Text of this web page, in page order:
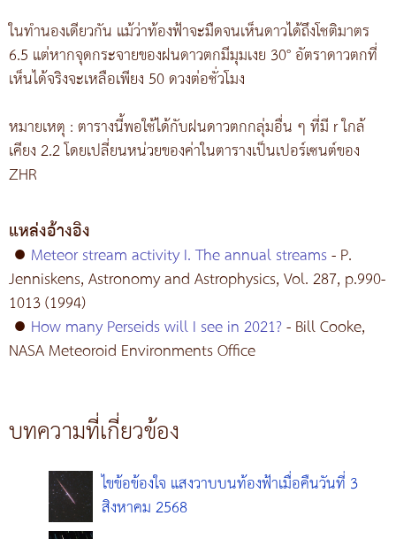
ในทำนองเดียวกัน แม้ว่าท้องฟ้าจะมืดจนเห็นดาวได้ถึงโชติมาตร
6.5 แต่หากจุดกระจายของฝนดาวตกมีมุมเงย 30° อัตราดาวตกที่
เห็นได้จริงจะเหลือเพียง 50 ดวงต่อชั่วโมง
หมายเหตุ : ตารางนี้พอใช้ได้กับฝนดาวตกกลุ่มอื่น ๆ ที่มี r ใกล้
เคียง 2.2 โดยเปลี่ยนหน่วยของค่าในตารางเป็นเปอร์เซนต์ของ
ZHR
แหล่งอ้างอิง
● Meteor stream activity I. The annual streams- P.
Jenniskens, Astronomy and Astrophysics, Vol. 287, p.990-
1013 (1994)
● How many Perseids will I see in 2021?- Bill Cooke,
NASA Meteoroid Environments Office
บทความที่เกี่ยวข้อง
ไขข้อข้องใจ แสงวาบบนท้องฟ้าเมื่อคืนวันที่ 3
สิงหาคม 2568